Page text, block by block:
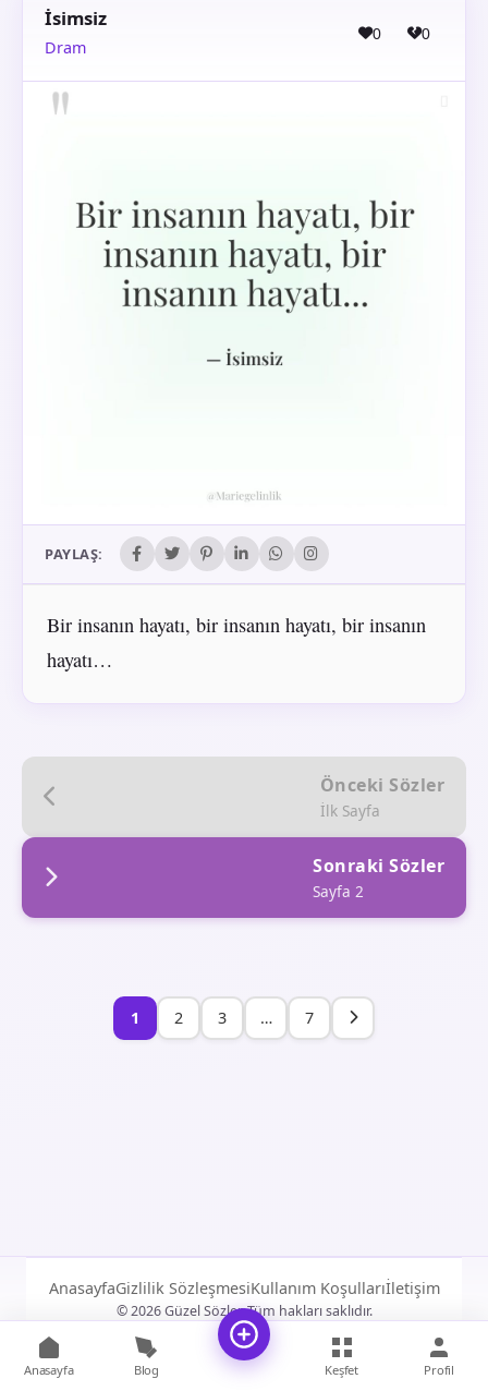
İsimsiz
Dram
0 0
PAYLAŞ:
Bir insanın hayatı, bir insanın hayatı, bir insanın
hayatı…
Önceki Sözler
İlk Sayfa
Sonraki Sözler
Sayfa 2
1 2 3 … 7
AnasayfaGizlilik SözleşmesiKullanım Koşullarıİletişim
© 2026 Güzel Sözler. Tüm hakları saklıdır.
Anasayfa Blog Keşfet Profil